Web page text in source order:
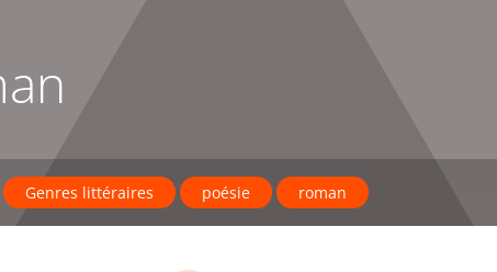
Genres littéraires poésie roman